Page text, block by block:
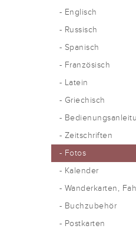
- Englisch
- Russisch
- Spanisch
- Französisch
- Latein
- Griechisch
-
- Zeitschriften
- Fotos
- Kalender
- Wanderkarten,
- Buchzubehör
- Postkarten